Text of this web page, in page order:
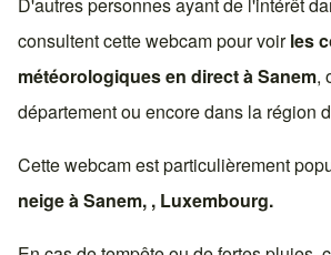
consultent cette webcam pour voirles
météorologiques en direct àSanem,
département ou encore dans la région
Cette webcam est particulièrement
neige àSanem, , Luxembourg.